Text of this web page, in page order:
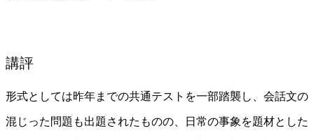
講評
形式としては昨年までの共通テストを一部踏襲し、会話文の
混じった問題も出題されたものの、日常の事象を題材とした